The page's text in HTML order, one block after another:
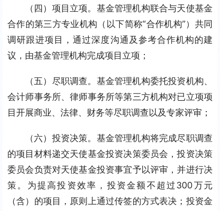
（四）项目立项。基金管理机构联合与天使基金
合作的第三方专业机构（以下简称“合作机构”）共同
调研跟进项目，通过深度沟通及参考合作机构的建
议，由基金管理机构完成项目立项；
（五）尽职调查。基金管理机构委托投资机构、
会计师事务所、律师事务所等第三方机构对已立项项
目开展商业、法律、财务等尽职调查以及专家评审；
（六）投资决策。基金管理机构将完成尽职调查
的项目材料递交天使基金投资决策委员会，投资决策
委员会负责对天使基金投资事宜予以评审，并进行决
策。为提高投资效率，投资金额不超过300万元
（含）的项目，原则上通过传签的方式表决；投资金